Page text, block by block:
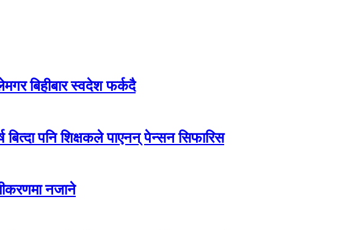
बिहीबार स्वदेश फर्कदै
पनि शिक्षकले पाएनन् पेन्सन सिफारिस
नजाने